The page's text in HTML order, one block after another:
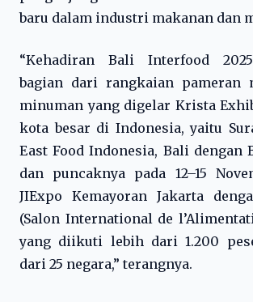
baru dalam industri makanan dan
“Kehadiran Bali Interfood
bagian dari rangkaian pameran
minuman yang digelar Krista
kota besar di Indonesia, yaitu
East Food Indonesia, Bali dengan
dan puncaknya pada 12–15
JIExpo Kemayoran Jakarta
(Salon International de
yang diikuti lebih dari 1.200
dari 25 negara,” terangnya.